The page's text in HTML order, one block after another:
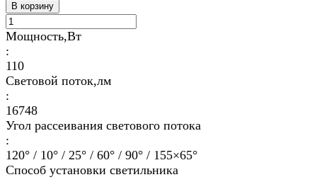
В корзину
Мощность,Вт
:
110
Световой поток,лм
:
16748
Угол рассеивания светового потока
:
120° / 10° / 25° / 60° / 90° / 155×65°
Способ установки светильника